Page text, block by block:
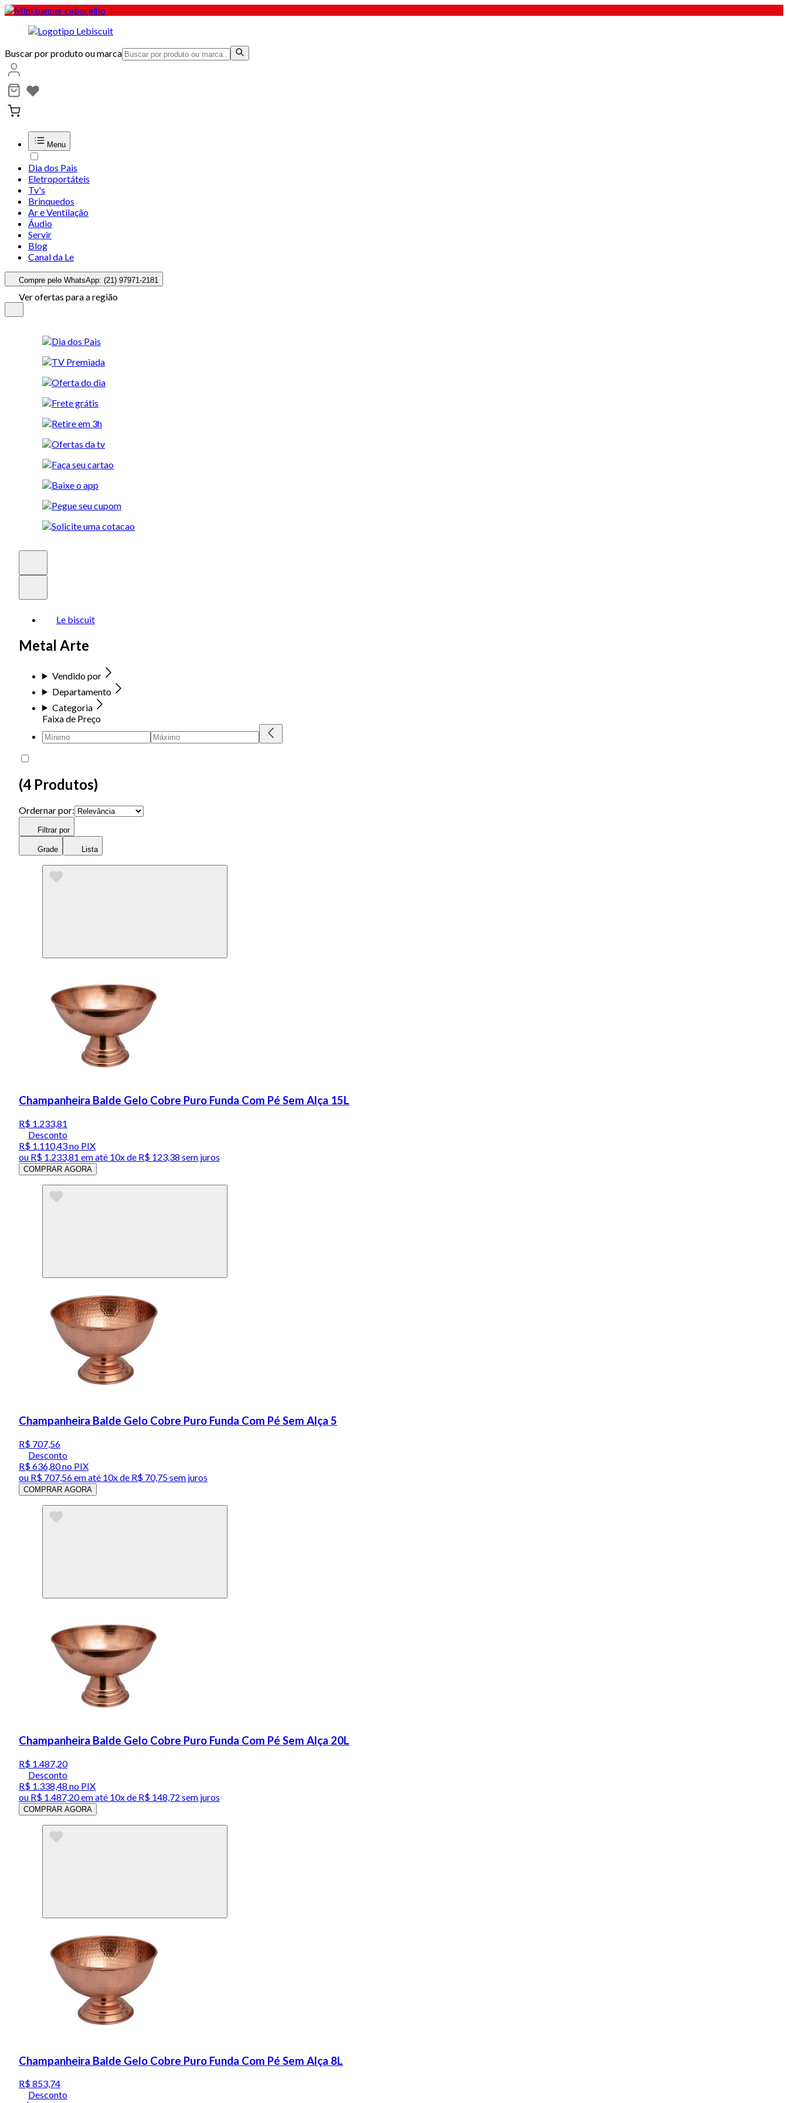
Buscar por produto ou marca
Menu
Dia dos Pais
Eletroportáteis
Tv's
Brinquedos
Ar e Ventilação
Áudio
Servir
Blog
Canal da Le
Compre pelo WhatsApp: (21) 97971-2181
Ver ofertas para a região
Le biscuit
Metal Arte
Vendido por
Departamento
Categoria
Faixa de Preço
(4 Produtos)
Ordernar por:
Filtrar por
Grade Lista
Champanheira Balde Gelo Cobre Puro Funda Com Pé Sem Alça 15L
R$ 1.233,81
Desconto
R$ 1.110,43no PIX
ou R$ 1.233,81 em até 10x de R$ 123,38 sem juros
COMPRAR AGORA
Champanheira Balde Gelo Cobre Puro Funda Com Pé Sem Alça 5
R$ 707,56
Desconto
R$ 636,80no PIX
ou R$ 707,56em até 10x de R$ 70,75 sem juros
COMPRAR AGORA
Champanheira Balde Gelo Cobre Puro Funda Com Pé Sem Alça 20L
R$ 1.487,20
Desconto
R$ 1.338,48 no PIX
ou R$ 1.487,20em até 10x de R$ 148,72 sem juros
COMPRAR AGORA
Champanheira Balde Gelo Cobre Puro Funda Com Pé Sem Alça 8L
R$ 853,74
Desconto